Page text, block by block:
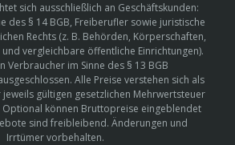
sich ausschließlich an Geschäftskunden:
des § 14 BGB, Freiberufler sowie juristische
Rechts (z. B. Behörden, Körperschaften,
vergleichbare öffentliche Einrichtungen).
Verbraucher im Sinne des § 13 BGB
Alle Preise verstehen sich als
gültigen gesetzlichen Mehrwertsteuer
Optional können Bruttopreise eingeblendet
sind freibleibend. Änderungen und
Irrtümer vorbehalten.